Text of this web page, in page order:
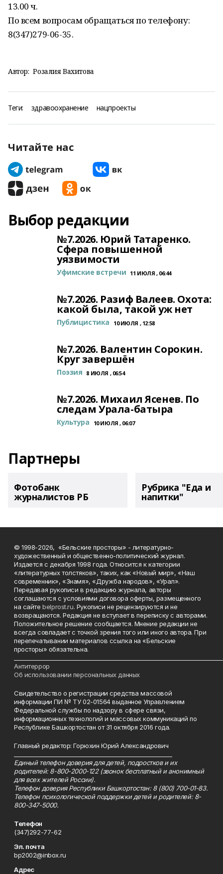
13.00 ч.
По всем вопросам обращаться по телефону:
8(347)279-06-35.
Автор: Розалия Вахитова
Теги: здравоохранение нацпроекты
Читайте нас
Выбор редакции
№7.2026. Юрий Татаренко.
Сфера повышенной
уязвимости
Уфимские встречи 11 ИЮЛЯ , 06:44
№7.2026. Разиф Валеев. Охота:
какой была, такой уж нет
Публицистика 10 ИЮЛЯ , 12:58
№7.2026. Валентин Сорокин.
Круг завершён
Поэзия 8 ИЮЛЯ , 06:54
№7.2026. Михаил Ясенев. По
следам Урала-батыра
Культура 10 ИЮЛЯ , 06:07
Партнеры
Фотобанк
журналистов РБ
Рубрика "Еда и
напитки"
© 1998-2026, «Бельские просторы» - литературно-
художественный и общественно-политический журнал.
Издается с декабря 1998 года. Относится к категории
«литературных толстяков», таких, как «Новый мир», «Наш
современник», «Знамя», «Дружба народов», «Урал».
Передавая рукописи в редакцию журнала, авторы
соглашаются с условиями договора оферты, размещенного
на сайтеbelprost.ru. Рукописи не рецензируются и не
возвращаются. Редакция не вступает в переписку с авторами.
Положительное решение сообщается. Мнение редакции не
всегда совпадает с точкой зрения того или иного автора. При
перепечатывании материалов ссылка на «Бельские
просторы» обязательна.
Антитеррор
Об использовании персональных данных
Свидетельство о регистрации средства массовой
информации ПИ № ТУ 02-01564 выданное Управлением
Федеральной службы по надзору в сфере связи,
информационных технологий и массовых коммуникаций по
Республике Башкортостан от 31 октября 2016 года.
Главный редактор: Горюхин Юрий Александрович
Единый телефон доверия для детей, подростков и их
родителей: 8-800-2000-122 (звонок бесплатный и анонимный
для всех жителей России).
Телефон доверия Республики Башкортостан: 8 (800) 700-01-83.
Телефон психологической поддержки детей и родителей: 8-
800-347-5000.
Телефон
(347)292-77-62
Эл. почта
bp2002@inbox.ru
Адрес